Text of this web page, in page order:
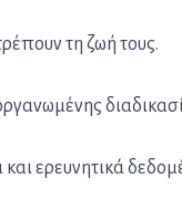
τη ζωή τους.
ερευνητικά